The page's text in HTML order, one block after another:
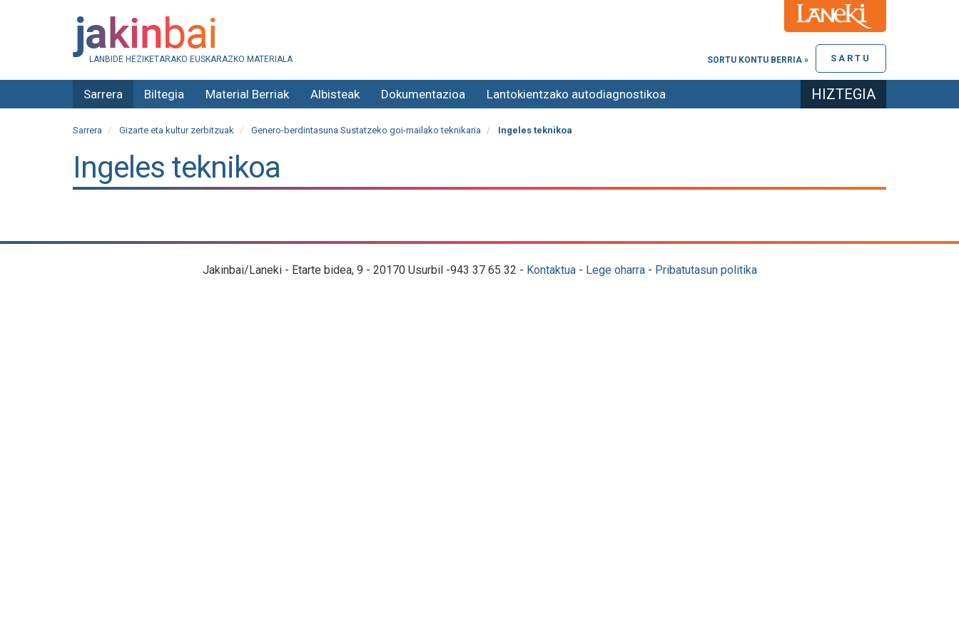
LANBIDE HEZIKETARAKO EUSKARAZKO MATERIALA SARTU
SORTU KONTU BERRIA »
Sarrera Biltegia Material Berriak Albisteak Dokumentazioa Lantokientzako autodiagnostikoa HIZTEGIA
Sarrera Gizarte eta kultur zerbitzuak Genero-berdintasuna Sustatzeko goi-mailako teknikaria Ingeles teknikoa
Ingeles teknikoa
Jakinbai/Laneki - Etarte bidea, 9 - 20170 Usurbil -943 37 65 32 - Kontaktua- Lege oharra- Pribatutasun politika